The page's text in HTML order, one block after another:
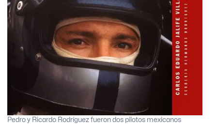
Pedro y Ricardo Rodríguez fueron dos pilotos mexicanos